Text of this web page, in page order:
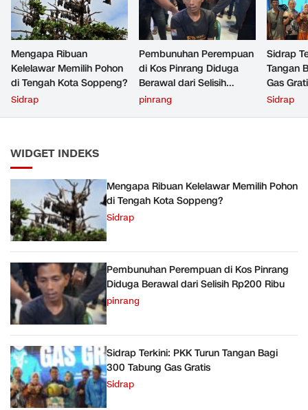
Mengapa Ribuan
Kelelawar Memilih Pohon
di Tengah Kota Soppeng?
Sidrap
Pembunuhan Perempuan
di Kos Pinrang Diduga
Berawal dari Selisih
Rp200 Ribu
pinrang
Sidrap
Tangan
Gas
Sidrap
WIDGET INDEKS
Mengapa Ribuan Kelelawar Memilih Pohon
di Tengah Kota Soppeng?
Sidrap
Pembunuhan Perempuan di Kos Pinrang
Diduga Berawal dari Selisih Rp200 Ribu
pinrang
Sidrap Terkini: PKK Turun Tangan Bagi
300 Tabung Gas Gratis
Sidrap